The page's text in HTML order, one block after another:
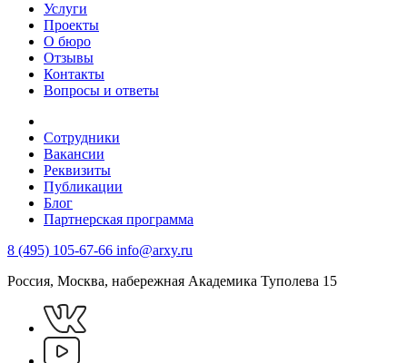
Услуги
Проекты
О бюро
Отзывы
Контакты
Вопросы и ответы
Сотрудники
Вакансии
Реквизиты
Публикации
Блог
Партнерская программа
8 (495) 105-67-66 info@arxy.ru
Россия, Москва, набережная Академика Туполева 15